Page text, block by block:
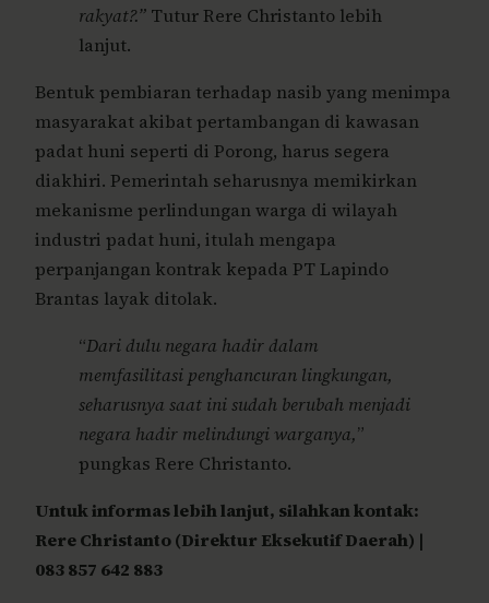
rakyat?.” Tutur Rere Christanto lebih
lanjut.
Bentuk pembiaran terhadap nasib yang menimpa
masyarakat akibat pertambangan di kawasan
padat huni seperti di Porong, harus segera
diakhiri. Pemerintah seharusnya memikirkan
mekanisme perlindungan warga di wilayah
industri padat huni, itulah mengapa
perpanjangan kontrak kepada PT Lapindo
Brantas layak ditolak.
“Dari dulu negara hadir dalam
memfasilitasi penghancuran lingkungan,
seharusnya saat ini sudah berubah menjadi
negara hadir melindungi warganya,”
pungkas Rere Christanto.
Untuk informas lebih lanjut, silahkan kontak:
Rere Christanto (Direktur Eksekutif Daerah) |
083 857 642 883